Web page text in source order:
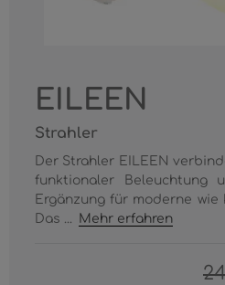
EILEEN
Strahler
Der Strahler EILEEN
funktionaler Beleuchtung
Ergänzung für moderne wie
Das ...
Mehr erfahren